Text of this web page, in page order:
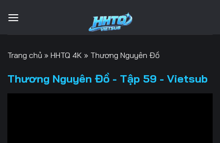
qua
Trang chủ » HHTQ 4K » Thương Nguyên Đồ
Thương Nguyên Đồ - Tập 59 - Vietsub